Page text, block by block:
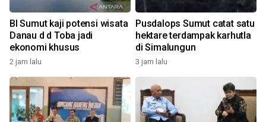
BI Sumut kaji potensi wisata
Danau d d Toba jadi
ekonomi khusus
2 jam lalu
Pusdalops Sumut catat satu
hektare terdampak karhutla
di Simalungun
3 jam lalu